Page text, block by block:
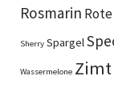
Rosmarin
Sherry Spargel
Wassermelone Zimt